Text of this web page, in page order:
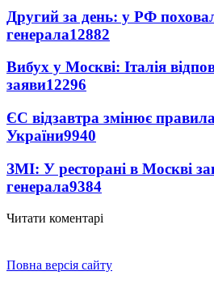
Другий за день: у РФ
генерала12882
Вибух у Москві: Італія
заяви12296
ЄС відзавтра змінює правила
України9940
ЗМІ: У ресторані в Москві
генерала9384
Читати коментарі
Повна версія сайту